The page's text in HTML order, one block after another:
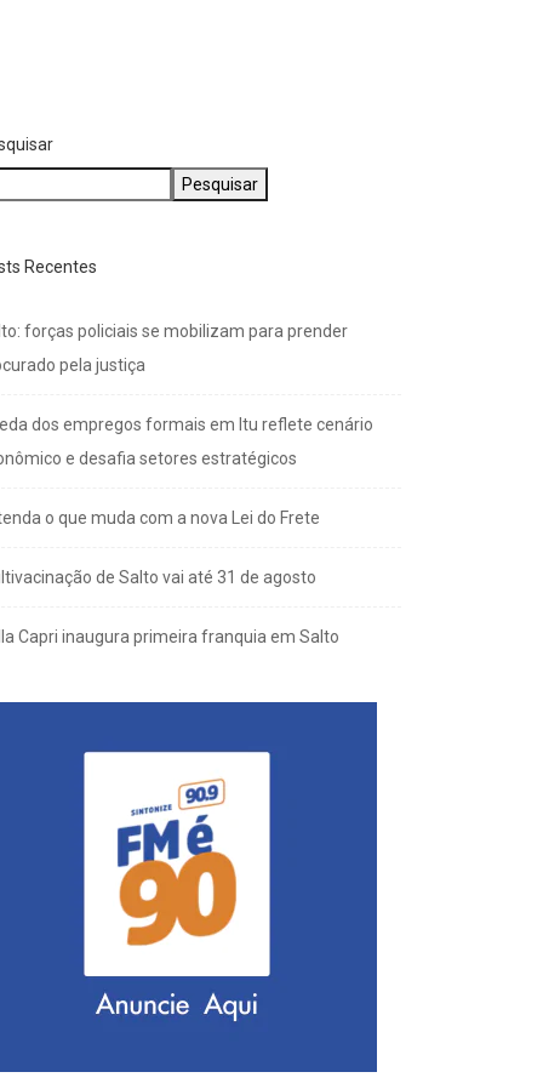
Pesquisar
Recentes
forças policiais se mobilizam para prender
pela justiça
dos empregos formais em Itu reflete cenário
e desafia setores estratégicos
o que muda com a nova Lei do Frete
de Salto vai até 31 de agosto
Capri inaugura primeira franquia em Salto